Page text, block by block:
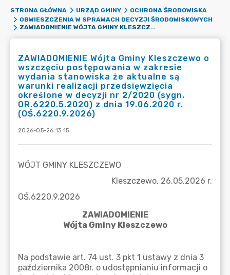
STRONA GŁÓWNA URZĄD GMINY
OCHRONA ŚRODOWISKA
OBWIESZCZENIA W SPRAWACH DECYZJI ŚRODOWISKOWYCH
ZAWIADOMIENIE WÓJTA GMINY KLESZCZEWO O WSZCZĘCIU POSTĘPOWANIA W ZAKRESIE WYDANIA STANOWISKA ŻE AKTUALNE SĄ WARUNKI REALIZACJI PRZEDSIĘWZIĘCIA OKREŚLONE W DECYZJI NR 2/2020 (SYGN. OR.6220.5.2020) Z DNIA 19.06.2020 R. (OŚ.6220.9.2026)
ZAWIADOMIENIE Wójta Gminy Kleszczewo o
wszczęciu postępowania w zakresie
wydania stanowiska że aktualne są
warunki realizacji przedsięwzięcia
określone w decyzji nr 2/2020 (sygn.
OR.6220.5.2020) z dnia 19.06.2020 r.
(OŚ.6220.9.2026)
2026-05-26 13:15